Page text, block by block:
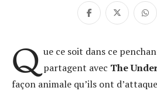
Q ue ce soit dans ce
partagent avec The
façon animale qu’ils ont